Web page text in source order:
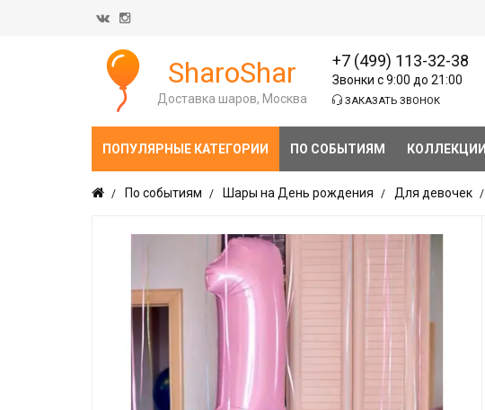
SharoShar
Доставка шаров, Москва
+7 (499) 113-32-38
Звонки с 9:00 до 21:00
ЗАКАЗАТЬ ЗВОНОК
ПОПУЛЯРНЫЕ КАТЕГОРИИ ПО СОБЫТИЯМ КОЛЛЕКЦИИ
По событиям Шары на День рождения Для девочек